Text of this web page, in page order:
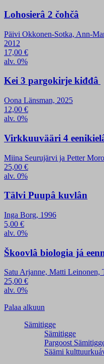
Lohosierâ 2 čohčâ
Päivi Okkonen-Sotka, Ann-
2012
17,00 €
alv. 0%
Kei 3 pargokirje kiđđâ
Oona Länsman, 2025
12,00 €
alv. 0%
Virkkuuvääri 4
Miina Seurujärvi ja Petter
25,00 €
alv. 0%
Tälvi Puupâ kuvlân
Inga Borg, 1996
5,00 €
alv. 0%
Škoovlâ biologia já
Satu Arjanne, Matti Leinonen,
25,00 €
alv. 0%
Palaa alkuun
Sämitigge
Sämitigge
Pargoost
Säämi